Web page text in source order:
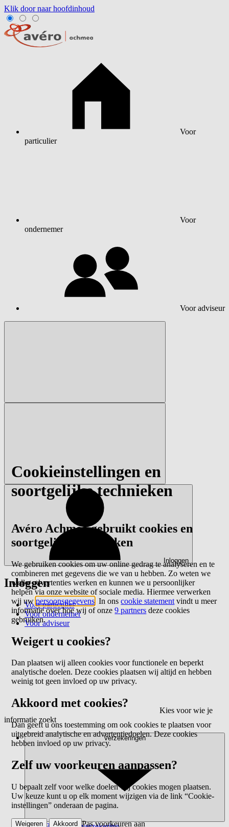
Klik door naar hoofdinhoud
Voor
particulier
Voor
ondernemer
Voor adviseur
Inloggen
Inloggen
Voor particulier
Voor ondernemer
Voor adviseur
Kies voor wie je
informatie zoekt
Verzekeringen
Cookieinstellingen en
soortgelijke technieken
Avéro Achmea gebruikt cookies en
soortgelijke technieken
We gebruiken cookies om uw online gedrag te analyseren en te
combineren met gegevens die we van u hebben. Zo weten we
welke advertenties werken en kunnen we u persoonlijker
helpen via onze website of sociale media. Hiermee verwerken
wij uwpersoonsgegevens . In onscookie statement vindt u meer
informatie over hoe wij of onze9 partners deze cookies
gebruiken.
Weigert u cookies?
Dan plaatsen wij alleen cookies voor functionele en beperkt
analytische doelen. Deze cookies plaatsen wij altijd en hebben
weinig tot geen invloed op uw privacy.
Akkoord met cookies?
Dan geeft u ons toestemming om ook cookies te plaatsen voor
uitgebreid analytische en advertentiedoelen. Deze cookies
hebben invloed op uw privacy.
Zelf uw voorkeuren aanpassen?
U bepaalt zelf voor welke doelen wij cookies mogen plaatsen.
Uw keuze kunt u op elk moment wijzigen via de link “Cookie-
instellingen” onderaan de pagina.
Pas voorkeuren aan
Weigeren Akkoord